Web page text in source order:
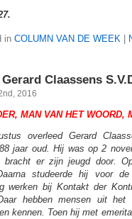
in COLUMN VAN DE WEEK
Claassens
2016
MAN VAN HET WOORD,
overleed Gerard
jaar oud. Hij was op 2
bracht er zijn jeugd door.
studeerde hij voor
werken bij Kontakt der
hebben mensen uit
kennen. Toen hij met